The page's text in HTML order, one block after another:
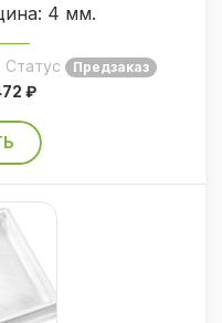
4 мм.
Статус Предзаказ
₽